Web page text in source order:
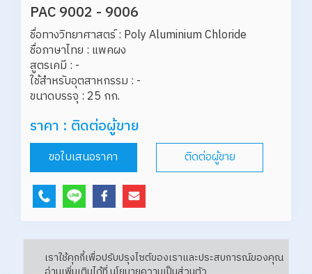
PAC 9002 - 9006
ชื่อทางวิทยาศาสตร์ : Poly Aluminium Chloride
ชื่อภาษาไทย : แพคผง
สูตรเคมี : -
ใช้สำหรับอุตสาหกรรม : -
ราคา : ติดต่อผู้ขาย
ขอใบเสนอราคา ติดต่อผู้ขาย
เราใช้คุกกี้เพื่อปรับปรุงไซต์ของเราและประสบการณ์ของคุณ